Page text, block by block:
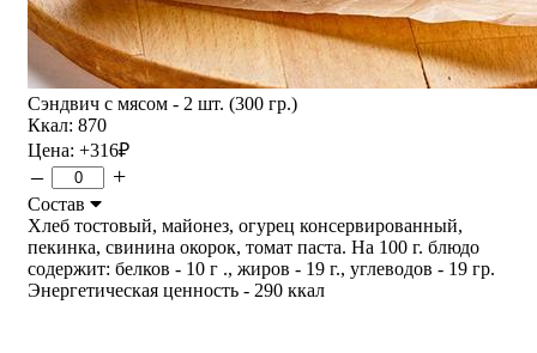
Сэндвич с мясом - 2 шт. (300 гр.)
Ккал: 870
Цена: +316₽
– +
Состав
Хлеб тостовый, майонез, огурец консервированный,
пекинка, свинина окорок, томат паста. На 100 г. блюдо
содержит: белков - 10 г ., жиров - 19 г., углеводов - 19 гр.
Энергетическая ценность - 290 ккал